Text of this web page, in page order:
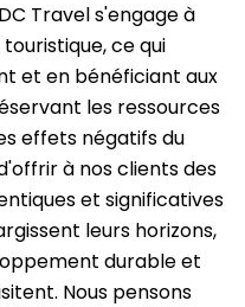
Travel s'engage à
ce qui
et en bénéficiant aux
les ressources
effets négatifs du
à nos clients des
et significatives
leurs horizons,
durable et
Nous pensons